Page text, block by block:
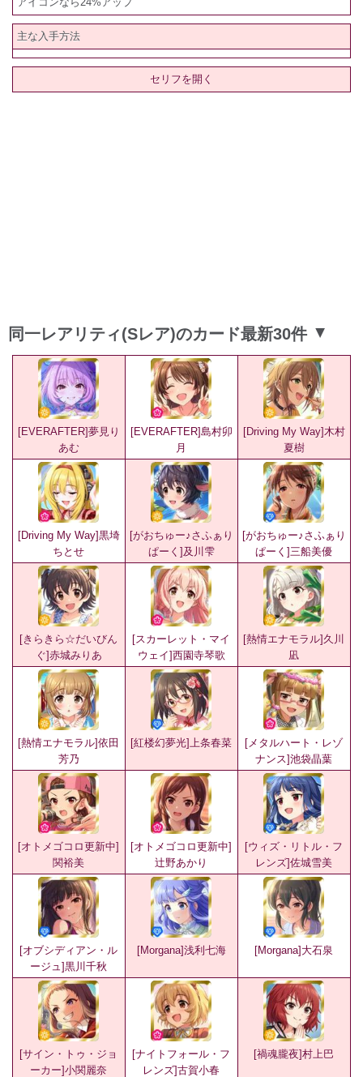
主な入手方法
セリフを開く
同一レアリティ(Sレア)のカード最新30件 ▲
[EVERAFTER]夢見り
あむ
[EVERAFTER]島村卯
月
[Driving My Way]木村
夏樹
[Driving My Way]黒埼
ちとせ
[がおちゅー♪さふぁり
ぱーく]及川雫
[がおちゅー♪さふぁり
ぱーく]三船美優
[きらきら☆だいびん
ぐ]赤城みりあ
[スカーレット・マイ
ウェイ]西園寺琴歌
[熱情エナモラル]久川
凪
[熱情エナモラル]依田
芳乃
[紅楼幻夢光]上条春菜
[メタルハート・レゾ
ナンス]池袋晶葉
[オトメゴコロ更新中]
関裕美
[オトメゴコロ更新中]
辻野あかり
[ウィズ・リトル・フ
レンズ]佐城雪美
[オブシディアン・ル
ージュ]黒川千秋
[Morgana]浅利七海 [Morgana]大石泉
[サイン・トゥ・ジョ
ーカー]小関麗奈
[ナイトフォール・フ
レンズ]古賀小春
[禍魂朧夜]村上巴